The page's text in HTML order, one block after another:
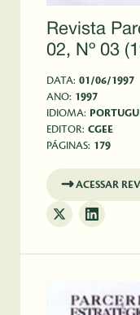
Revista
02, Nº 03
DATA: 01/06/1997
ANO: 1997
IDIOMA:
EDITOR: CGEE
PÁGINAS: 179
ACESSAR